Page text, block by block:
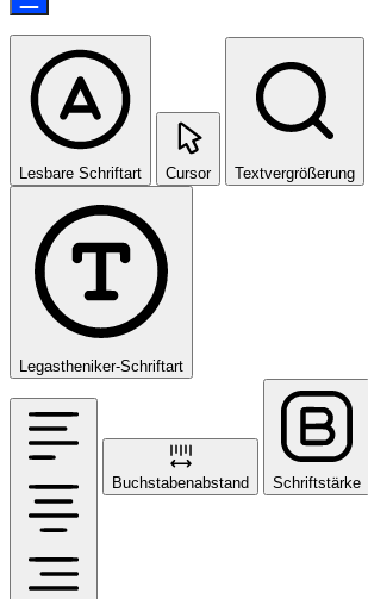
Lesbare Schriftart Cursor Textvergrößerung
Legastheniker-Schriftart
Buchstabenabstand Schriftstärke